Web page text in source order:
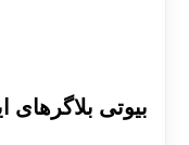
بیوتی بلاگرهای